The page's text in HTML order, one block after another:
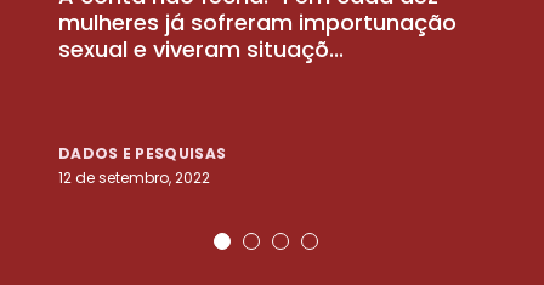
mulheres já sofreram importunação
sexual e viveram situaçõ...
DADOS E PESQUISAS
12 de setembro, 2022